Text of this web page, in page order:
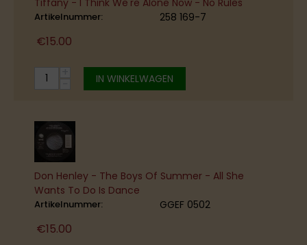
Artikelnummer: 258 169-7
€15.00
+
− IN WINKELWAGEN
Don Henley - The Boys Of Summer - All She
Wants To Do Is Dance
Artikelnummer: GGEF 0502
€15.00